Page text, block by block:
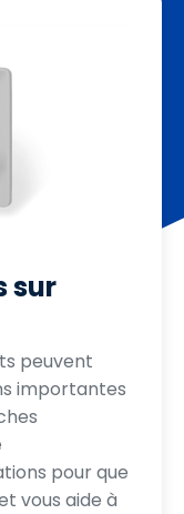
sur
peuvent
importantes
pour que
vous aide à